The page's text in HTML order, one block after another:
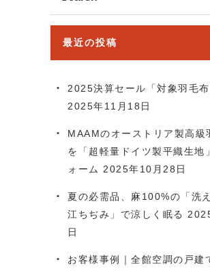
最近の投稿
2025決算セール「対象羽毛布
2025年11月18日
MAAMのオーストリア製高級
を「超軽量ドイツ製平織生地
ォーム 2025年10月28日
夏の必需品、麻100%の「洗
江ちぢみ」で涼しく眠る
日
お客様事例｜全館空調の戸建